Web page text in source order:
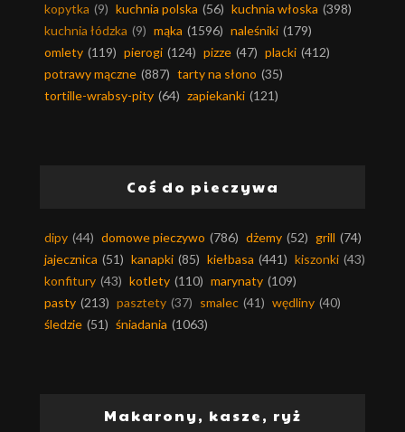
kopytka (9) kuchnia polska (56) kuchnia włoska (398)
kuchnia łódzka (9) mąka (1596) naleśniki (179)
omlety (119) pierogi (124) pizze (47) placki (412)
potrawy mączne (887) tarty na słono (35)
tortille-wrabsy-pity (64) zapiekanki (121)
Coś do pieczywa
dipy (44) domowe pieczywo (786) dżemy (52) grill (74)
jajecznica (51) kanapki (85) kiełbasa (441) kiszonki (43)
konfitury (43) kotlety (110) marynaty (109)
pasty (213) pasztety (37) smalec (41) wędliny (40)
śledzie (51) śniadania (1063)
Makarony, kasze, ryż